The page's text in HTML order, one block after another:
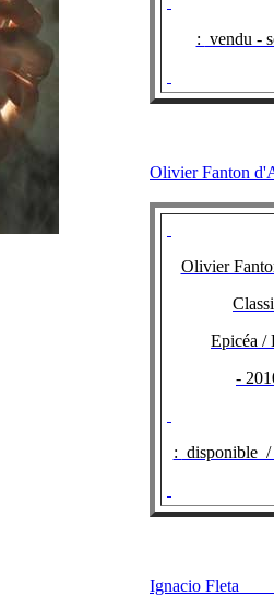
: vendu -
Olivier
Olivier
Epicéa /
-
: disponible
Ignacio